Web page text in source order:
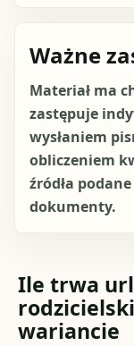
Ważne
Materiał ma
zastępuje
wysłaniem
obliczeniem
źródła
dokumenty.
Ile trwa
wariancie